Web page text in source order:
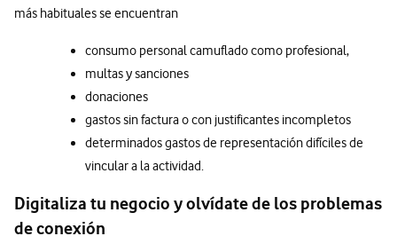
más habituales se encuentran
consumo personal camuflado como profesional,
multas y sanciones
donaciones
gastos sin factura o con justificantes incompletos
determinados gastos de representación difíciles de
vincular a la actividad.
Digitaliza tu negocio y olvídate de los problemas
de conexión